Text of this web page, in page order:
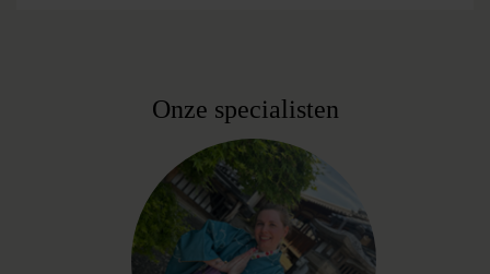
Onze specialisten